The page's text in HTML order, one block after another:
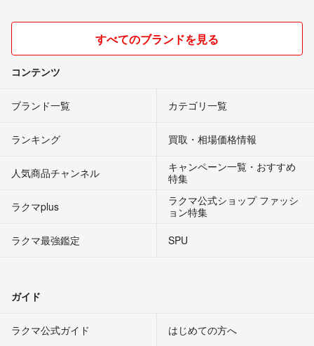
すべてのブランドを見る
コンテンツ
ブランド一覧 カテゴリ一覧
ランキング 買取・相場価格情報
人気商品チャンネル
キャンペーン一覧・おすすめ
特集
ラクマplus
ラクマ公式ショップ ファッシ
ョン特集
ラクマ最強鑑定
SPU
ガイド
ラクマ公式ガイド はじめての方へ